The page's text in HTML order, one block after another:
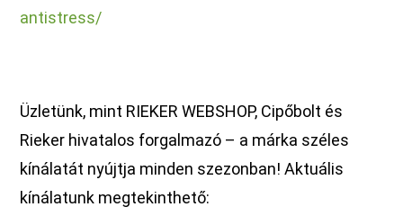
antistress/
Üzletünk, mint RIEKER WEBSHOP, Cipőbolt és
Rieker hivatalos forgalmazó – a márka széles
kínálatát nyújtja minden szezonban! Aktuális
kínálatunk megtekinthető: